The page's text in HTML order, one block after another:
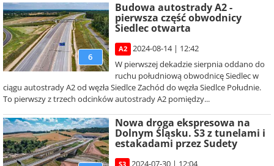
6
Budowa autostrady A2 -
pierwsza część obwodnicy
Siedlec otwarta
A2
2024-08-14 | 12:42
W pierwszej dekadzie sierpnia oddano do
ruchu południową obwodnicę Siedlec w
ciągu autostrady A2 od węzła Siedlce Zachód do węzła Siedlce Południe.
To pierwszy z trzech odcinków autostrady A2 pomiędzy...
Nowa droga ekspresowa na
Dolnym Śląsku. S3 z tunelami i
estakadami przez Sudety
S3 2024-07-30 | 12:04